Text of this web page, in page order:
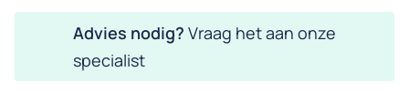
schroeven
Advies nodig? Vraag het aan onze
specialist